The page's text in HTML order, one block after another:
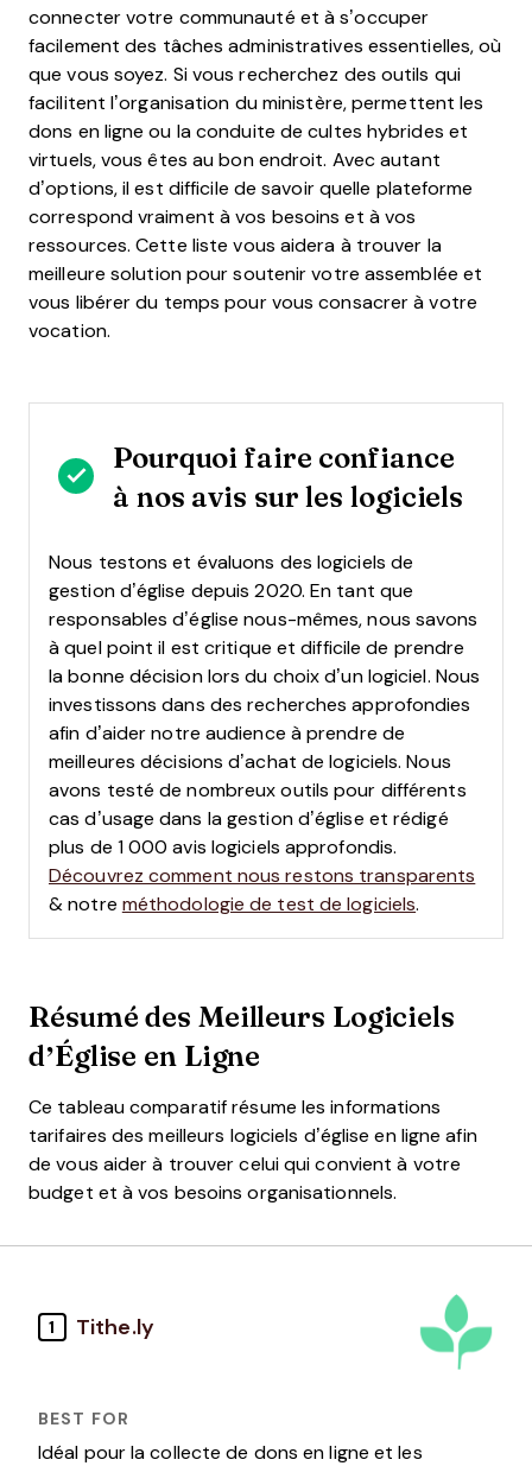
connecter votre communauté et à s’occuper
facilement des tâches administratives essentielles, où
que vous soyez. Si vous recherchez des outils qui
facilitent l’organisation du ministère, permettent les
dons en ligne ou la conduite de cultes hybrides et
virtuels, vous êtes au bon endroit. Avec autant
d’options, il est difficile de savoir quelle plateforme
correspond vraiment à vos besoins et à vos
ressources. Cette liste vous aidera à trouver la
meilleure solution pour soutenir votre assemblée et
vous libérer du temps pour vous consacrer à votre
vocation.
Pourquoi faire confiance
à nos avis sur les logiciels
Nous testons et évaluons des logiciels de
gestion d’église depuis 2020. En tant que
responsables d’église nous-mêmes, nous savons
à quel point il est critique et difficile de prendre
la bonne décision lors du choix d’un logiciel. Nous
investissons dans des recherches approfondies
afin d’aider notre audience à prendre de
meilleures décisions d’achat de logiciels. Nous
avons testé de nombreux outils pour différents
cas d’usage dans la gestion d’église et rédigé
plus de 1 000 avis logiciels approfondis.
Découvrez comment nous restons transparents
& notre méthodologie de test de logiciels.
Résumé des Meilleurs Logiciels
d’Église en Ligne
Ce tableau comparatif résume les informations
tarifaires des meilleurs logiciels d’église en ligne afin
de vous aider à trouver celui qui convient à votre
budget et à vos besoins organisationnels.
1 Tithe.ly
Idéal pour la collecte de dons en ligne et les